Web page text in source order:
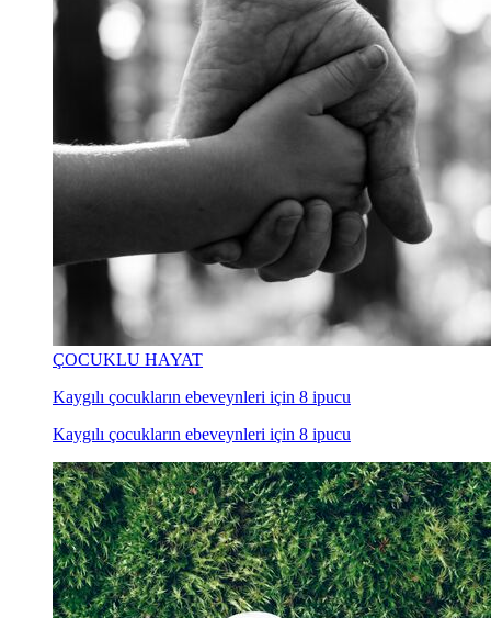
ÇOCUKLU HAYAT
Kaygılı çocukların ebeveynleri için 8 ipucu
Kaygılı çocukların ebeveynleri için 8 ipucu